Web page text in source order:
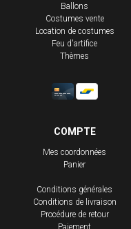
Ballons
Costumes vente
Location de costumes
Feu d'artifice
Thèmes
COMPTE
Mes coordonnées
Panier
Conditions générales
Conditions de livraison
Procédure de retour